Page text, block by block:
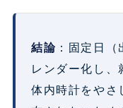
結論 ：固定日
レンダー化し、
体内時計をやさ